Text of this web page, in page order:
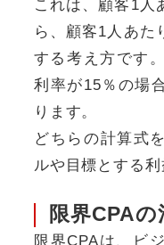
これは、顧客1人
ら、顧客1人あた
する考え方です
利率が15％の場
ります。
どちらの計算式
ルや目標とする利
限界CPAの
限界CPAは、ビ